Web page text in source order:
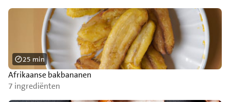
Afrikaanse bakbananen
7 ingrediënten
25 min